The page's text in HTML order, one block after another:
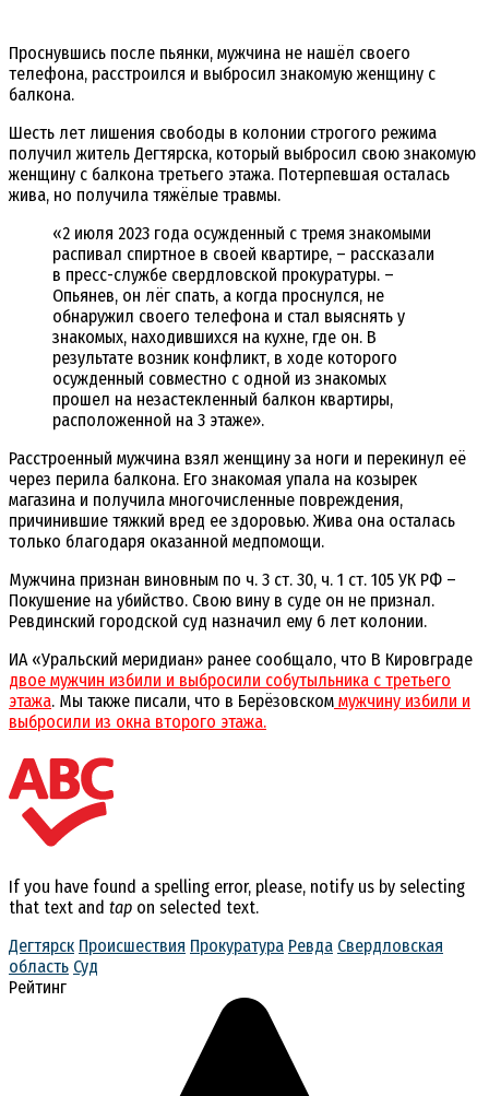
Проснувшись после пьянки, мужчина не нашёл своего
телефона, расстроился и выбросил знакомую женщину с
балкона.
Шесть лет лишения свободы в колонии строгого режима
получил житель Дегтярска, который выбросил свою знакомую
женщину с балкона третьего этажа. Потерпевшая осталась
жива, но получила тяжёлые травмы.
«2 июля 2023 года осужденный с тремя знакомыми
распивал спиртное в своей квартире, – рассказали
в пресс-службе свердловской прокуратуры. –
Опьянев, он лёг спать, а когда проснулся, не
обнаружил своего телефона и стал выяснять у
знакомых, находившихся на кухне, где он. В
результате возник конфликт, в ходе которого
осужденный совместно с одной из знакомых
прошел на незастекленный балкон квартиры,
расположенной на 3 этаже».
Расстроенный мужчина взял женщину за ноги и перекинул её
через перила балкона. Его знакомая упала на козырек
магазина и получила многочисленные повреждения,
причинившие тяжкий вред ее здоровью. Жива она осталась
только благодаря оказанной медпомощи.
Мужчина признан виновным по ч. 3 ст. 30, ч. 1 ст. 105 УК РФ –
Покушение на убийство. Свою вину в суде он не признал.
Ревдинский городской суд назначил ему 6 лет колонии.
ИА «Уральский меридиан» ранее сообщало, что В Кировграде
двое мужчин избили и выбросили собутыльника с третьего
этажа. Мы также писали, что в Берёзовском мужчину избили и
выбросили из окна второго этажа.
If you have found a spelling error, please, notify us by selecting
that text and tap on selected text.
Дегтярск Происшествия Прокуратура Ревда Свердловская
область Суд
Рейтинг